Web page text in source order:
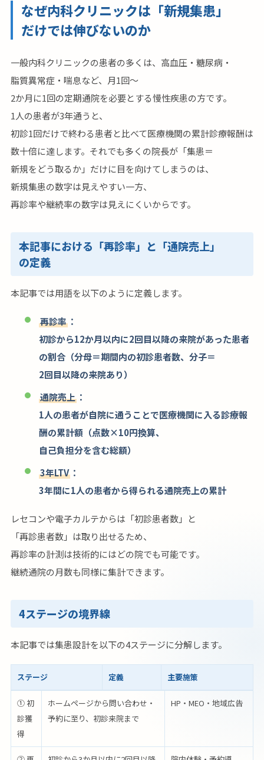
なぜ内科クリニックは「新規集患」
だけでは伸びないのか
一般内科クリニックの患者の多くは、高血圧・糖尿病・
脂質異常症・喘息など、月1回〜
2か月に1回の定期通院を必要とする慢性疾患の方です。
1人の患者が3年通うと、
初診1回だけで終わる患者と比べて医療機関の累計診療報酬は
数十倍に達します。それでも多くの院長が「集患＝
新規をどう取るか」だけに目を向けてしまうのは、
新規集患の数字は見えやすい一方、
再診率や継続率の数字は見えにくいからです。
本記事における「再診率」と「通院売上」
の定義
本記事では用語を以下のように定義します。
再診率 ：
初診から12か月以内に2回目以降の来院があった患者
の割合（分母＝期間内の初診患者数、分子＝
2回目以降の来院あり）
通院売上 ：
1人の患者が自院に通うことで医療機関に入る診療報
酬の累計額（点数×10円換算、
自己負担分を含む総額）
3年LTV ：
3年間に1人の患者から得られる通院売上の累計
レセコンや電子カルテからは「初診患者数」と
「再診患者数」は取り出せるため、
再診率の計測は技術的にはどの院でも可能です。
継続通院の月数も同様に集計できます。
4ステージの境界線
本記事では集患設計を以下の4ステージに分解します。
ステージ 定義 主要施策
① 初
診獲
得
ホームページから問い合わせ・
予約に至り、初診来院まで
HP・MEO・地域広告